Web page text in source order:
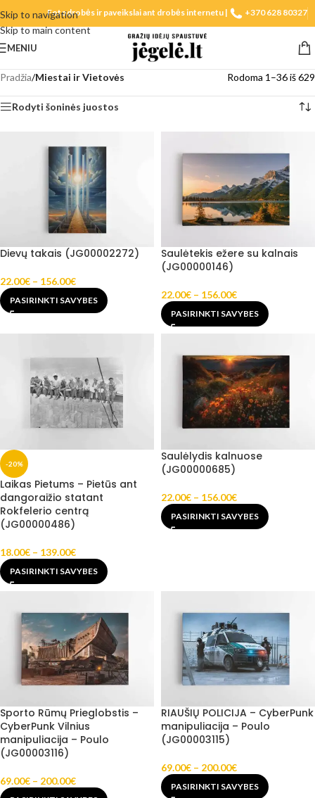
Skip to navigation
Skip to main content
Fotodrobės ir paveikslai ant drobės internetu | +370 628 80327
MENIU
Pradžia/Miestai ir Vietovės Rodoma 1–36 iš 629
Rodyti šoninės juostos
Dievų takais (JG00002272)
22.00€ – 156.00€
PASIRINKTI SAVYBES
Saulėtekis ežere su kalnais
(JG00000146)
22.00€ – 156.00€
PASIRINKTI SAVYBES
-20%
Laikas Pietums – Pietūs ant
dangoraižio statant
Rokfelerio centrą
(JG00000486)
18.00€ – 139.00€
PASIRINKTI SAVYBES
Saulėlydis kalnuose
(JG00000685)
22.00€ – 156.00€
PASIRINKTI SAVYBES
Sporto Rūmų Prieglobstis –
CyberPunk Vilnius
manipuliacija – Poulo
(JG00003116)
69.00€ – 200.00€
RIAUŠIŲ POLICIJA – CyberPunk
manipuliacija – Poulo
(JG00003115)
69.00€ – 200.00€
PASIRINKTI SAVYBES